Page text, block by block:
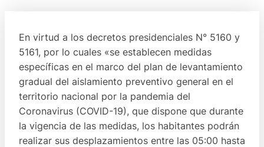
En virtud a los decretos presidenciales N° 5160 y
5161, por lo cuales «se establecen medidas
específicas en el marco del plan de levantamiento
gradual del aislamiento preventivo general en el
territorio nacional por la pandemia del
Coronavirus (COVID-19), que dispone que durante
la vigencia de las medidas, los habitantes podrán
realizar sus desplazamientos entre las 05:00 hasta